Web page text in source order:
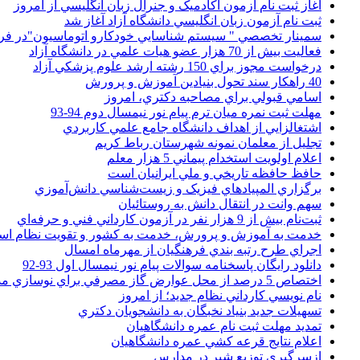
آغاز ثبت نام آزمون آکادميک و جنرال زبان انگليسي از امروز
ثبت نام آزمون زبان انگليسي دانشگاه آزاد آغاز شد
سمينار تخصصي " سيستم شناسايي خودکارو اتوماسيون"در
فعاليت بيش از 70 هزار عضو هيات علمي در دانشگاه آزاد
درخواست مجوز براي 150 رشته ارشد علوم پزشکي آزاد
40 راهکار سند تحول بنيادين آموزش و پرورش
اسامي قبولي براي مصاحبه دکتري، امروز
مهلت ثبت نمره میان ترم پیام نور نیمسال دوم 94-93
اشتغالزايي از اهداف دانشگاه جامع علمي کاربردي
تجليل از معلمان نمونه شهرستان رباط کريم
اعلام اولويت استخدام پيماني 5 هزار معلم
حافظ حافظه تاريخي و ملي ايرانيان است
برگزاري المپيادهاي فيزيک و زيست‌شناسي دانش‌آموزي
سهم وانت در انتقال دانش به روستائيان
ثبت‌نام بيش از 9 هزار نفر در آزمون کارداني فني و حرفه‌اي
خدمت به آموزش و پرورش، خدمت به کشور و تقويت نظام
اجراي طرح رتبه بندي فرهنگيان از مهرماه امسال
دانلود رایگان پاسخنامه سوالات پیام نور نیمسال اول 93-92
اختصاص 5 درصد از محل عوارض گاز مصرفي براي نوسازي مدارس
نام نويسي کارداني نظام جديد؛ از امروز
تسهيلات جديد بنياد نخبگان به دانشجويان دکتري
تمديد مهلت ثبت نام عمره دانشگاهيان
اعلام نتايج قرعه کشي عمره دانشگاهيان
ازسرگيري توزيع شير در مدارس